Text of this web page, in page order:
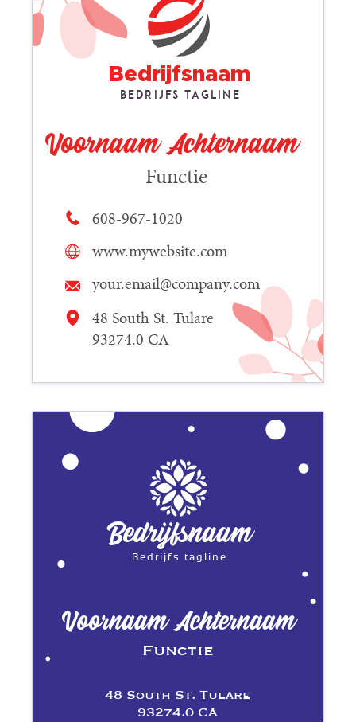
48 South St. Tulare
93274.0 CA
608-967-1020
www.mywebsite.com
your.email@company.com
Functie
Voornaam Achternaam
Bedrijfsnaam
Bedrijfs tagline
48 South St. Tulare
93274.0 CA
Voornaam Achternaam
Functie
Bedrijfsnaam
Bedrijfs tagline